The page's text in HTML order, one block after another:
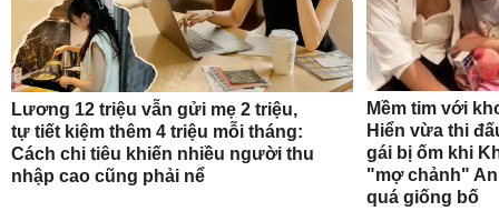
Lương 12 triệu vẫn gửi mẹ 2 triệu,
tự tiết kiệm thêm 4 triệu mỗi tháng:
Cách chi tiêu khiến nhiều người thu
nhập cao cũng phải nể
Mềm tim với
Hiển vừa thi
gái bị ốm khi
"mợ chảnh"
quá giống bố